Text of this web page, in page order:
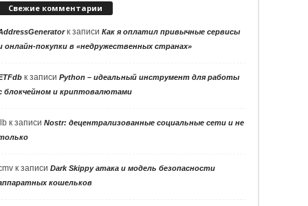
Свежие комментарии
к записиКак я оплатил привычные сервисы
онлайн-покупки в «недружественных странах»
к записиPython – идеальный инструмент для работы
блокчейном и криптовалютами
к записиNostr: децентрализованные социальные сети и не
к записиDark Skippy атака и модель безопасности
кошельков